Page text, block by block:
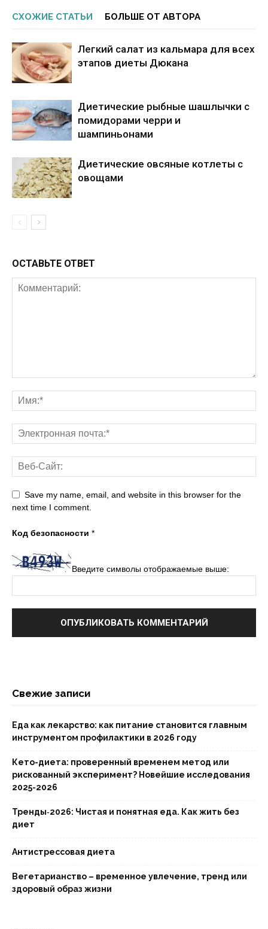
СХОЖИЕ СТАТЬИ БОЛЬШЕ ОТ АВТОРА
Легкий салат из кальмара для всех
этапов диеты Дюкана
Диетические рыбные шашлычки с
помидорами черри и
шампиньонами
Диетические овсяные котлеты с
овощами
ОСТАВЬТЕ ОТВЕТ
Save my name, email, and website in this browser for the
next time I comment.
Код безопасности *
Введите символы отображаемые выше:
Свежие записи
Еда как лекарство: как питание становится главным
инструментом профилактики в 2026 году
Кето-диета: проверенный временем метод или
рискованный эксперимент? Новейшие исследования
2025-2026
Тренды‑2026: Чистая и понятная еда. Как жить без
диет
Антистрессовая диета
Вегетарианство – временное увлечение, тренд или
здоровый образ жизни